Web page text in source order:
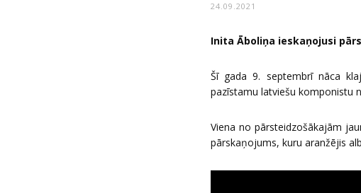
24.09.2021
Inita Āboliņa ieskaņojusi
Šī gada 9. septembrī nāca
pazīstamu latviešu komponistu
Viena no pārsteidzošākajām
pārskaņojums, kuru aranžējis